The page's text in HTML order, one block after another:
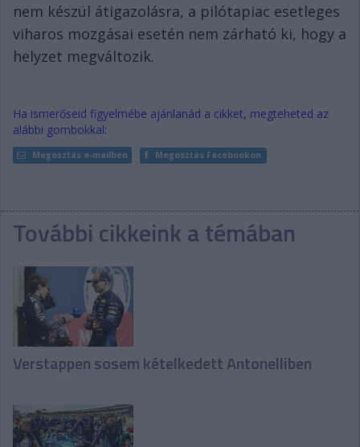
nem készül átigazolásra, a pilótapiac esetleges
viharos mozgásai esetén nem zárható ki, hogy a
helyzet megváltozik.
Ha ismerőseid figyelmébe ajánlanád a cikket, megteheted az
alábbi gombokkal:
Megosztás e-mailben Megosztás Facebookon
További cikkeink a témában
Verstappen sosem kételkedett Antonelliben